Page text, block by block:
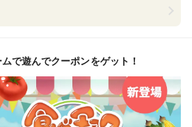
で遊んでクーポンをゲット！